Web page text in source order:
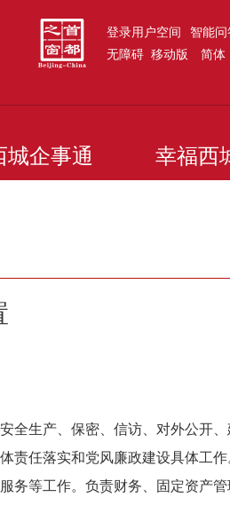
登录用户空间 智能
无障碍 移动版 简体
城企事通 幸福西
全生产、保密、信访、对外公开、
责任落实和党风廉政建设具体工作
务等工作。负责财务、固定资产